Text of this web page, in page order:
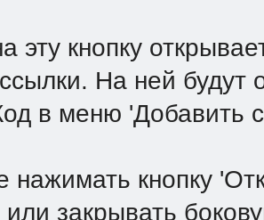
эту кнопку
На ней
в меню 'Добавить
нажимать кнопку
или закрывать